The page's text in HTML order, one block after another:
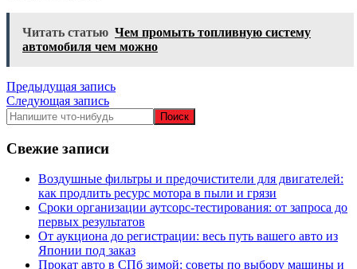
Читать статью Чем промыть топливную систему
автомобиля чем можно
Навигация
по
записям
Предыдущая запись
Следующая запись
Свежие записи
Воздушные фильтры и предочистители для двигателей:
как продлить ресурс мотора в пыли и грязи
Сроки организации аутсорс‑тестирования: от запроса до
первых результатов
От аукциона до регистрации: весь путь вашего авто из
Японии под заказ
Прокат авто в СПб зимой: советы по выбору машины и